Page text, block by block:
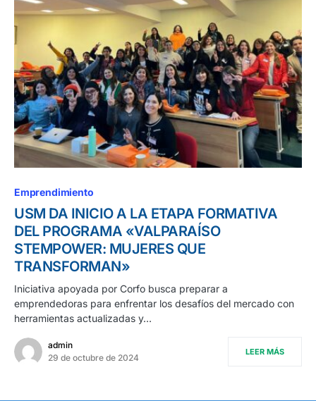
Emprendimiento
USM DA INICIO A LA ETAPA FORMATIVA
DEL PROGRAMA «VALPARAÍSO
STEMPOWER: MUJERES QUE
TRANSFORMAN»
Iniciativa apoyada por Corfo busca preparar a
emprendedoras para enfrentar los desafíos del mercado con
herramientas actualizadas y…
admin
29 de octubre de 2024
LEER MÁS